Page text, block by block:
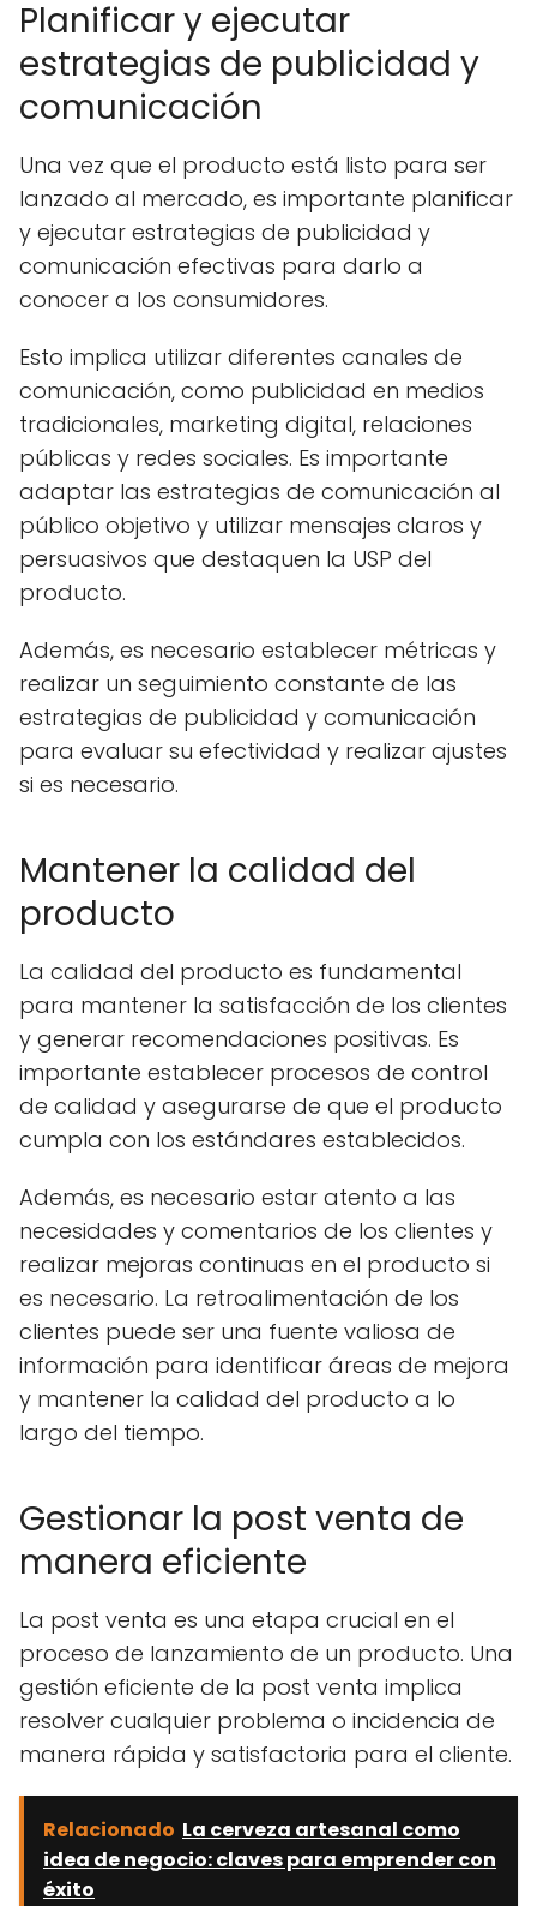
Planificar y ejecutar
estrategias de publicidad y
comunicación
Una vez que el producto está listo para ser
lanzado al mercado, es importante planificar
y ejecutar estrategias de publicidad y
comunicación efectivas para darlo a
conocer a los consumidores.
Esto implica utilizar diferentes canales de
comunicación, como publicidad en medios
tradicionales, marketing digital, relaciones
públicas y redes sociales. Es importante
adaptar las estrategias de comunicación al
público objetivo y utilizar mensajes claros y
persuasivos que destaquen la USP del
producto.
Además, es necesario establecer métricas y
realizar un seguimiento constante de las
estrategias de publicidad y comunicación
para evaluar su efectividad y realizar ajustes
si es necesario.
Mantener la calidad del
producto
La calidad del producto es fundamental
para mantener la satisfacción de los clientes
y generar recomendaciones positivas. Es
importante establecer procesos de control
de calidad y asegurarse de que el producto
cumpla con los estándares establecidos.
Además, es necesario estar atento a las
necesidades y comentarios de los clientes y
realizar mejoras continuas en el producto si
es necesario. La retroalimentación de los
clientes puede ser una fuente valiosa de
información para identificar áreas de mejora
y mantener la calidad del producto a lo
largo del tiempo.
Gestionar la post venta de
manera eficiente
La post venta es una etapa crucial en el
proceso de lanzamiento de un producto. Una
gestión eficiente de la post venta implica
resolver cualquier problema o incidencia de
manera rápida y satisfactoria para el cliente.
Relacionado La cerveza artesanal como
idea de negocio: claves para emprender con
éxito